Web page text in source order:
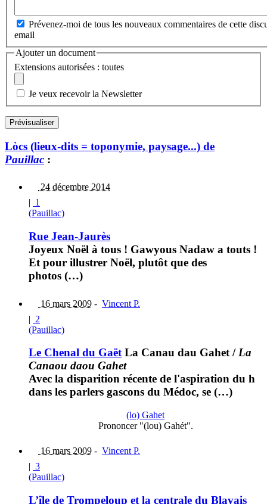
Prévenez-moi de tous les nouveaux commentaires de cette
email
Ajouter un document
Extensions autorisées : toutes
Je veux recevoir la Newsletter
Lòcs (lieux-dits = toponymie, paysage...) de
Pauillac :
24 décembre 2014
| 1
(Pauillac)
Rue Jean-Jaurès
Joyeux Noël à tous ! Gawyous Nadaw a touts !
Et pour illustrer Noël, plutôt que des
photos (…)
16 mars 2009 - Vincent P.
| 2
(Pauillac)
Le Chenal du GaëtLa Canau dau Gahet/La
Canaou daou Gahet
Avec la disparition récente de l'aspiration du h
dans les parlers gascons du Médoc, se (…)
(lo) Gahet
Prononcer "(lou) Gahét".
16 mars 2009 - Vincent P.
| 3
(Pauillac)
L’île de Trompeloup et la centrale du Blayais